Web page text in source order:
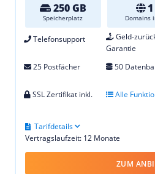
250 GB
Speicherplatz
1
Domains
Telefonsupport
Geld-
Garantie
25 Postfächer 50
SSL Zertifikat inkl.
Alle
Vertragslaufzeit: 12 Monate
Tarifdetails
ZUM